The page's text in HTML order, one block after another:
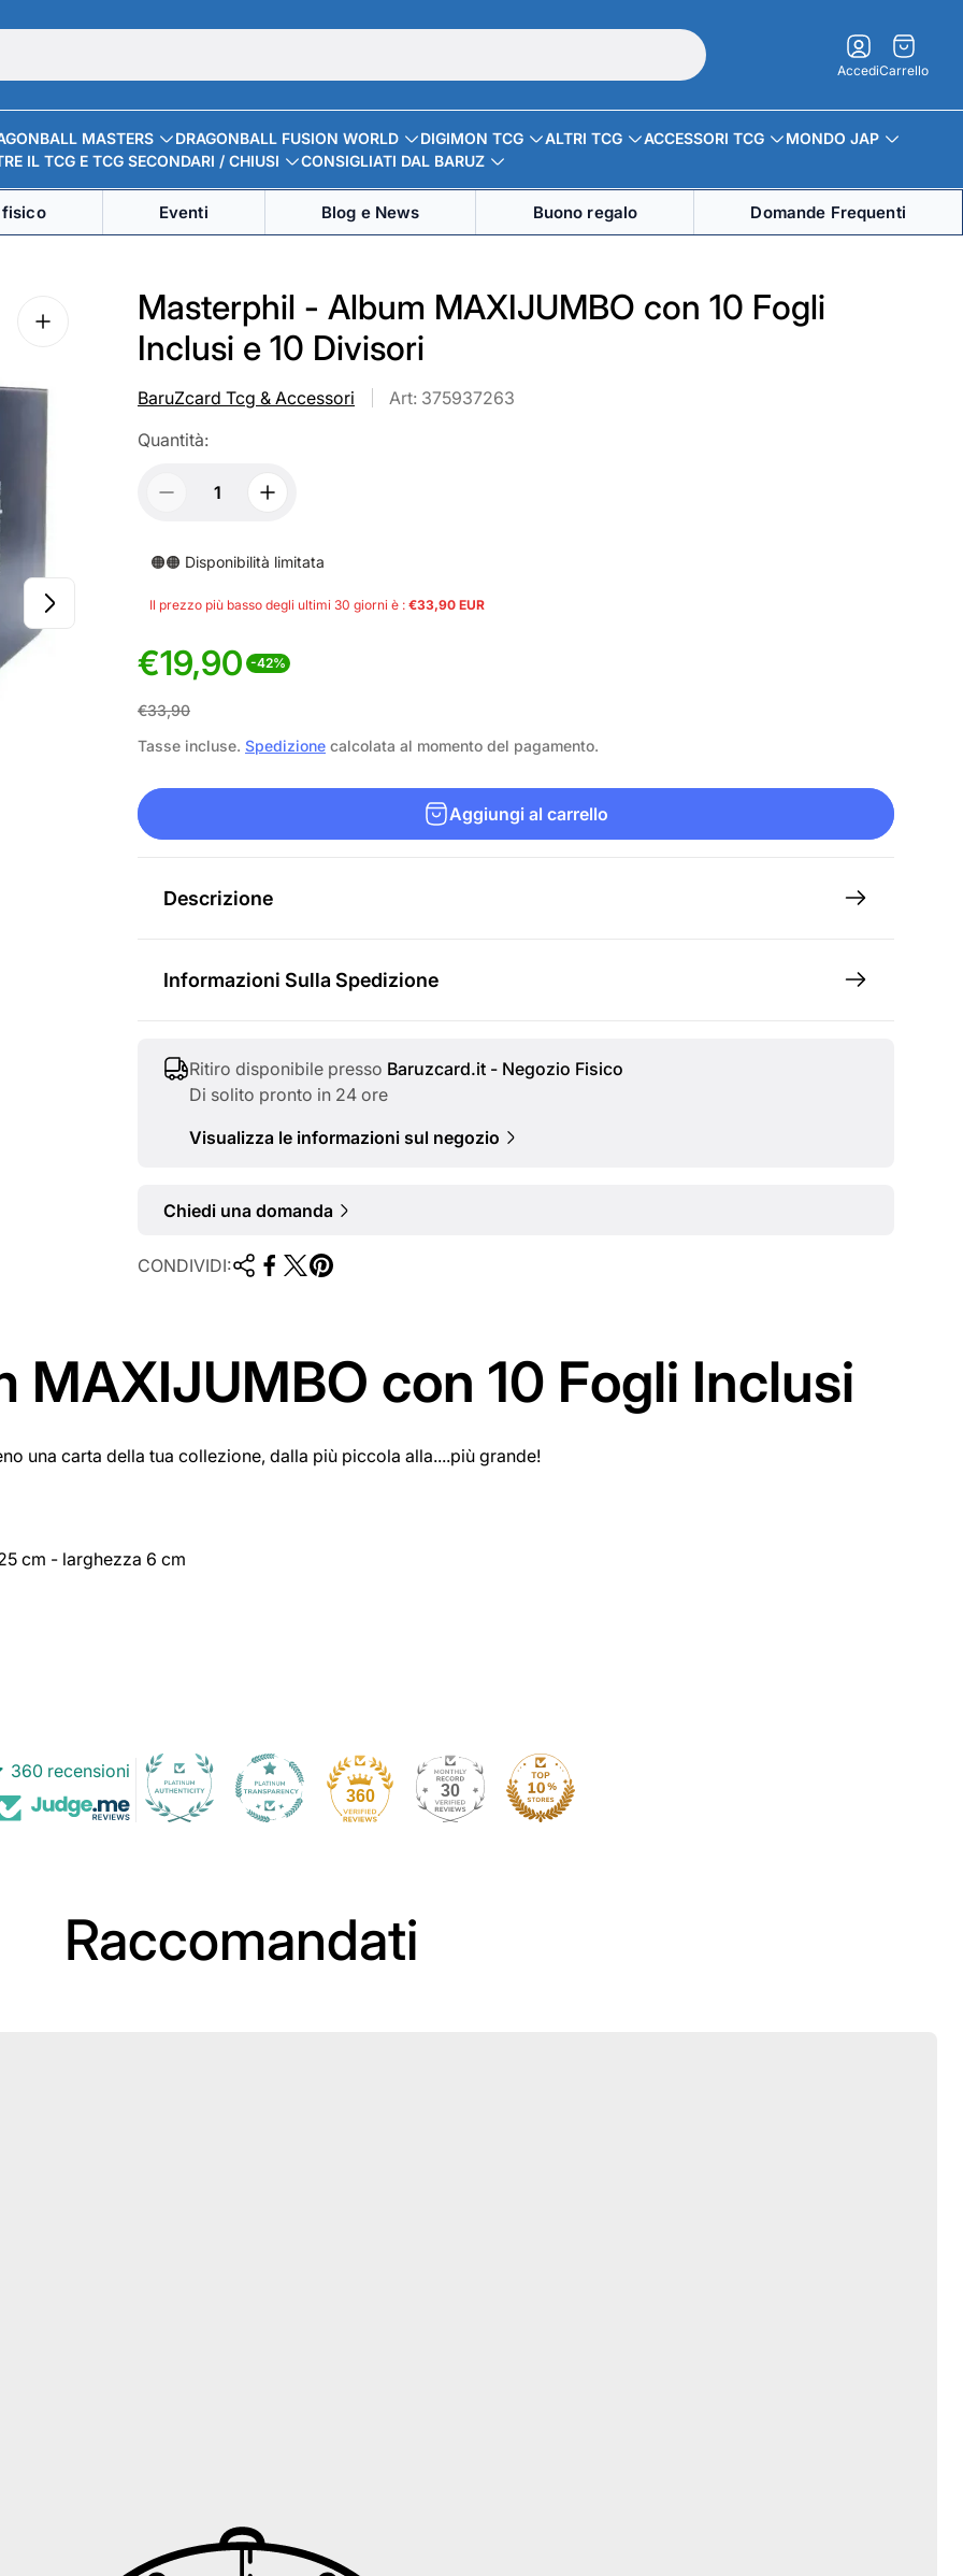
Accedi
Carrello.
Carrello
MASTERS DRAGONBALL FUSION WORLD DIGIMON TCG ALTRI TCG ACCESSORI TCG
MONDO JAP
IL TCG E TCG SECONDARI / CHIUSI
CONSIGLIATI DAL BARUZ
fisico Eventi Blog e News Buono regalo Domande Frequenti
Masterphil - Album MAXIJUMBO con 10 Fogli
Inclusi e 10 Divisori
BaruZcard Tcg & Accessori
Art: 375937263
Quantità:
🟠🟠 Disponibilità limitata
Il prezzo più basso degli ultimi 30 giorni è : €33,90 EUR
P
r
e
z
a
€19,90 -42%
P
r
e
z
m
€33,90
Tasse incluse. Spedizione calcolata al momento del pagamento.
Aggiungi al carrello
Descrizione
Informazioni Sulla Spedizione
Ritiro disponibile presso Baruzcard.it - Negozio Fisico
Di solito pronto in 24 ore
Visualizza le informazioni sul negozio
Chiedi una domanda
CONDIVIDI:
con 10 Fogli Inclusi
una carta della tua collezione, dalla più piccola alla....più grande!
cm - larghezza 6 cm
360 recensioni
360 30
Raccomandati